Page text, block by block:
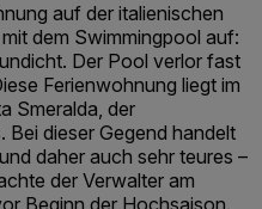
auf der italienischen
dem Swimmingpool auf:
Der Pool verlor fast
Ferienwohnung liegt im
Smeralda, der
Bei dieser Gegend handelt
daher auch sehr teures –
der Verwalter am
Beginn der Hochsaison.